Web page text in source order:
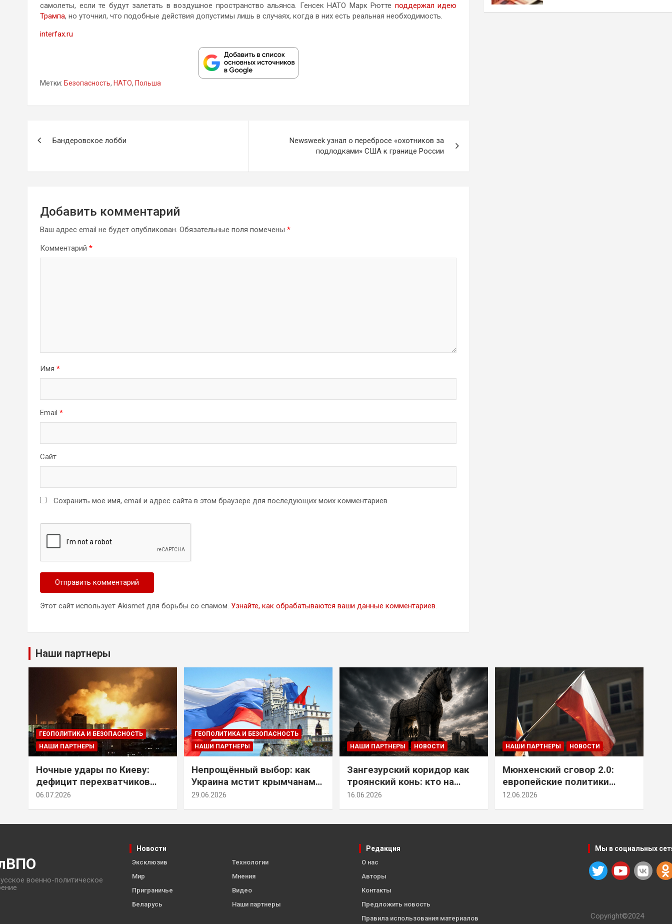
самолеты, если те будут залетать в воздушное пространство альянса. Генсек НАТО Марк Рютте поддержал идею
Трампа, но уточнил, что подобные действия допустимы лишь в случаях, когда в них есть реальная необходимость.
interfax.ru
Метки: Безопасность, НАТО, Польша
записям
Бандеровское лобби
Newsweek узнал о перебросе «охотников за
подлодками» США к границе России
Добавить комментарий
Ваш адрес email не будет опубликован. Обязательные поля помечены *
Комментарий *
Имя *
Email *
Сайт
Сохранить моё имя, email и адрес сайта в этом браузере для последующих моих комментариев.
Этот сайт использует Akismet для борьбы со спамом. Узнайте, как обрабатываются ваши данные комментариев
Наши партнеры
ГЕОПОЛИТИКА И БЕЗОПАСНОСТЬ
НАШИ ПАРТНЕРЫ
Ночные удары по Киеву:
дефицит перехватчиков
Patriot и оборонительные
06.07.2026
ГЕОПОЛИТИКА И БЕЗОПАСНОСТЬ
НАШИ ПАРТНЕРЫ
Непрощённый выбор: как
Украина мстит крымчанам
за их историческое решение
29.06.2026
НАШИ ПАРТНЕРЫ НОВОСТИ
Зангезурский коридор как
троянский конь: кто на
самом деле осваивает юг
16.06.2026
НАШИ ПАРТНЕРЫ НОВОСТИ
Мюнхенский сговор 2.0:
европейские политики
снова растят монстра у
12.06.2026
военно-политическое
Новости
Эксклюзив
Мир
Приграничье
Беларусь
Технологии
Мнения
Видео
Наши партнеры
Редакция
О нас
Авторы
Контакты
Предложить новость
Правила использования материалов
Мы в социальных
Copyright©2024